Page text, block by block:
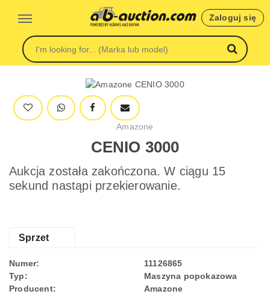
Zaloguj się
Amazone
CENIO 3000
Aukcja została zakończona. W ciągu 15
sekund nastąpi przekierowanie.
Sprzet
Numer:
11126865
Typ:
Maszyna popokazowa
Producent:
Amazone